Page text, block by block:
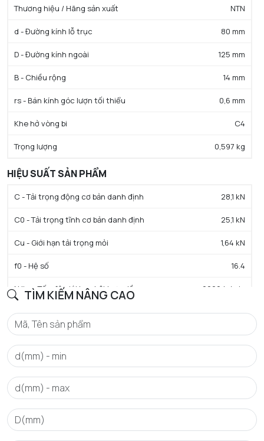
TÌM KIẾM NÂNG CAO
Thương hiệu / Hãng sản xuất NTN
d - Đường kính lỗ trục 80 mm
D - Đường kính ngoài 125 mm
B - Chiều rộng 14 mm
rs - Bán kính góc lượn tối thiểu 0,6 mm
Khe hở vòng bi C4
Trọng lượng 0,597 kg
HIỆU SUẤT SẢN PHẨM
C - Tải trọng động cơ bản danh định 28,1 kN
C0 - Tải trọng tĩnh cơ bản danh định 25,1 kN
Cu - Giới hạn tải trọng mỏi 1,64 kN
f0 - Hệ số 16.4
N lim - Tốc độ giới hạn bôi trơn dầu 6200 tr/min
N lim - Tốc độ giới hạn bôi trơn mỡ 5300 tr/min
Tmin - Nhiệt độ hoạt động tối thiểu -40 °C
Tmax - Nhiệt độ hoạt động tối đa
GIỚI HẠN
da min - Đường kính vai tối thiểu IR 84 mm
Da max - Đường kính vai tối đa OR 121 mm